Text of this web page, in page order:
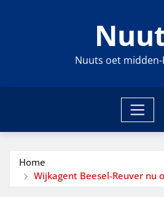
Nuuts oet
Home
Wijkagent Beesel-Reuver nu